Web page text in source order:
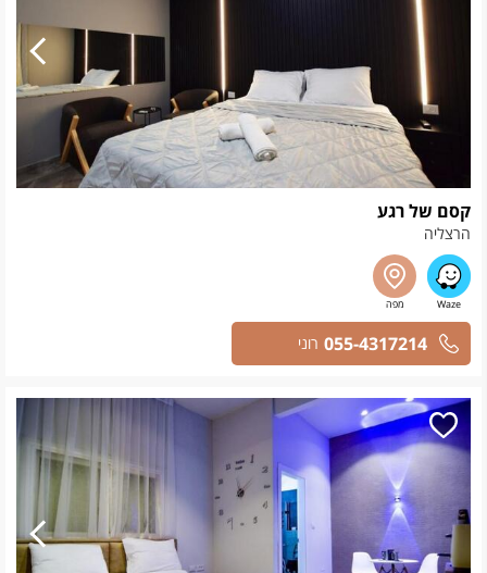
קסם של רגע
הרצליה
055-4317214 רוני